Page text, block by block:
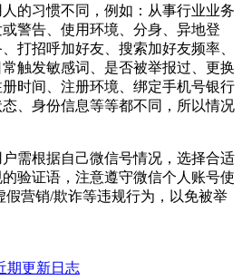
的习惯不同，例如：从事行业业务
警告、使用环境、分身、异地登
打招呼加好友、搜索加好友频率、
触发敏感词、是否被举报过、更换
时间、注册环境、绑定手机号银行
、身份信息等等都不同，所以情况
需根据自己微信号情况，选择合适
验证语，注意遵守微信个人账号使
假营销/欺诈等违规行为，以免被举
期更新日志